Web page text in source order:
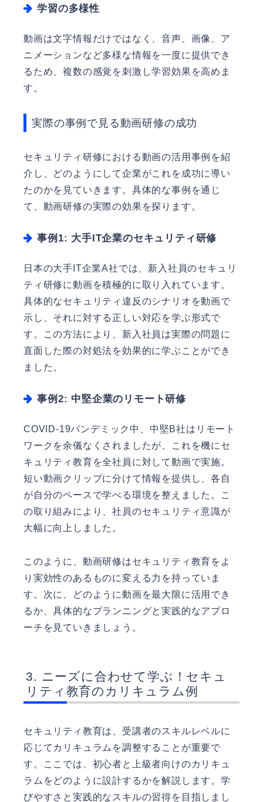
学習の多様性
動画は文字情報だけではなく、音声、画像、ア
ニメーションなど多様な情報を一度に提供でき
るため、複数の感覚を刺激し学習効果を高めま
す。
実際の事例で見る動画研修の成功
セキュリティ研修における動画の活用事例を紹
介し、どのようにして企業がこれを成功に導い
たのかを見ていきます。具体的な事例を通じ
て、動画研修の実際の効果を探ります。
事例1: 大手IT企業のセキュリティ研修
日本の大手IT企業A社では、新入社員のセキュリ
ティ研修に動画を積極的に取り入れています。
具体的なセキュリティ違反のシナリオを動画で
示し、それに対する正しい対応を学ぶ形式で
す。この方法により、新入社員は実際の問題に
直面した際の対処法を効果的に学ぶことができ
ました。
事例2: 中堅企業のリモート研修
COVID-19パンデミック中、中堅B社はリモート
ワークを余儀なくされましたが、これを機にセ
キュリティ教育を全社員に対して動画で実施。
短い動画クリップに分けて情報を提供し、各自
が自分のペースで学べる環境を整えました。こ
の取り組みにより、社員のセキュリティ意識が
大幅に向上しました。
このように、動画研修はセキュリティ教育をよ
り実効性のあるものに変える力を持っていま
す。次に、どのように動画を最大限に活用でき
るか、具体的なプランニングと実践的なアプロ
ーチを見ていきましょう。
ニーズに合わせて学ぶ！セキュ
リティ教育のカリキュラム例
セキュリティ教育は、受講者のスキルレベルに
応じてカリキュラムを調整することが重要で
す。ここでは、初心者と上級者向けのカリキュ
ラムをどのように設計するかを解説します。学
びやすさと実践的なスキルの習得を目指しまし